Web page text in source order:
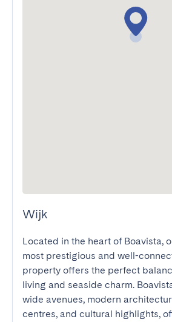
Wijk
Located in the heart of Boavista,
most prestigious and well-
property offers the perfect
living and seaside charm.
wide avenues, modern
centres, and cultural highlights,